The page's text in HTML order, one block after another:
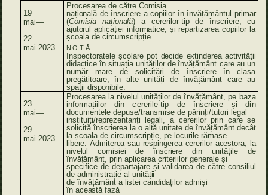
19
mai—
22
mai 2023
Procesarea decătre Comisia
națională deînscriere a copiilor în învățământul primar
(Comisia națională) a cererilor-tipde înscriere, cu
ajutorul aplicației informatice, și repartizarea copiilor la
școalade circumscripție
NOTĂ :
Inspectoratele școlarepot decide extinderea activității
didactice în situațiaunităților deînvățământ care au un
număr mare de solicitări de înscriere în clasa
pregătitoare, în alte unități de învățământ care au
spații disponibile.
23
mai—
29
mai 2023
Procesarea la nivelul unităților deînvățământ, pe baza
informațiilor dincererile-tip de înscriere și
din
documentele depuse/transmise de părinți/tutori legal
instituiți/reprezentanți legali, a cererilor prin carese
solicită înscrierea lao altă unitate deînvățământ decât
lașcoala decircumscripție, pe locurilerămase
libere. Admiterea sau respingerea cererilor acestora, la
nivelul
comisiei de înscriere din unitățile
de
învățământ, prinaplicarea criteriilor generale și
specifice de departajare și validarea de către consiliul
de administrație al unității
deînvățământ alistei candidațiloradmiși
înaceastă fază